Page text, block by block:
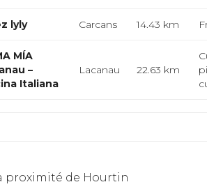
lyly Carcans 14.43 km
MÍA
–
Italiana
Lacanau 22.63 km
proximité de Hourtin